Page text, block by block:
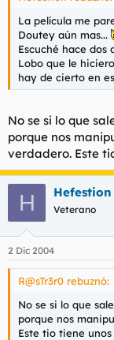
La película me
Doutey aún mas...
Escuché hace
Lobo que le
hay de cierto en
No se si lo que
porque nos
verdadero. Este
H Hefestion
Veterano
2 Dic 2004
R@sTr3r0 rebuznó:
No se si lo que
porque nos
Este tio tiene